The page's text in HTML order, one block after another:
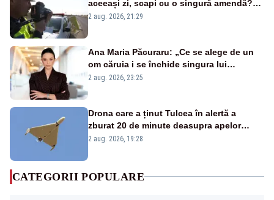
aceeași zi, scapi cu o singură amendă?
Ce spune legea
2 aug. 2026, 21:29
Ana Maria Păcuraru: „Ce se alege de un
om căruia i se închide singura lui
portiță?”
2 aug. 2026, 23:25
Drona care a ținut Tulcea în alertă a
zburat 20 de minute deasupra apelor
României. Au fost ridicate două F-16
2 aug. 2026, 19:28
CATEGORII POPULARE